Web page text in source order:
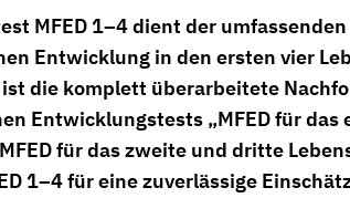
MFED 1–4 dient der
Entwicklung in den ersten vier
ist die komplett überarbeitete
Entwicklungstests „MFED für das
für das zweite und dritte
1–4 für eine zuverlässige